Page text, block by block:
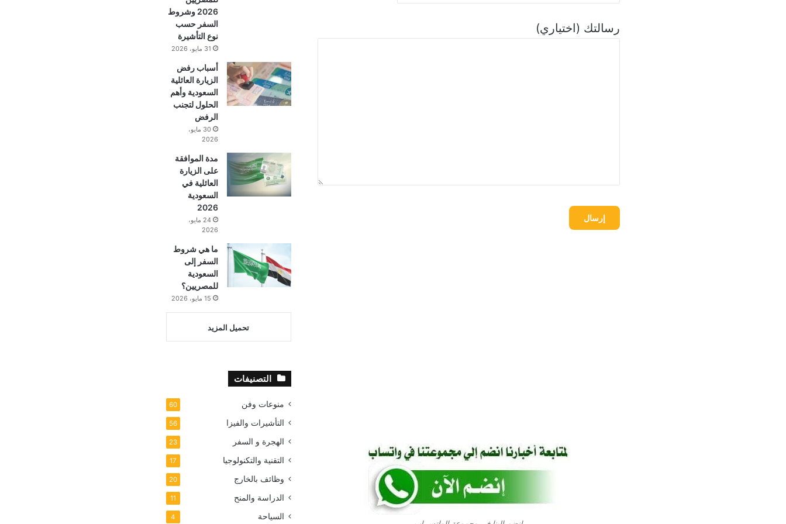
رسالتك (اختياري)
2026 وشروط
السفر حسب
نوع التأشيرة
31 مايو، 2026
أسباب رفض
الزيارة العائلية
السعودية وأهم
الحلول لتجنب
الرفض
30 مايو،
2026
مدة الموافقة
على الزيارة
العائلية في
السعودية
2026
24 مايو،
2026
ما هي شروط
السفر إلى
السعودية
للمصريين؟
15 مايو، 2026
تحميل المزيد
التصنيفات
منوعات وفن 60
التأشيرات والفيزا 56
الهجرة و السفر 23
التقنية والتكنولوجيا 17
وظائف بالخارج 20
الدراسة والمنح 11
السياحة 4